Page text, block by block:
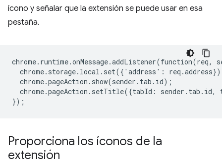
ícono y señalar que la extensión se puede usar en esa
pestaña.
chrome. runtime.onMessage.addListener(function(req,
chrome. storage. local . set({ ' address ' : req .address})
chrome.pageAction . show(sender . tab . id);
chrome.pageAction . setTitle({tabId : sender . tab . id,
});
Proporciona los íconos de la
extensión